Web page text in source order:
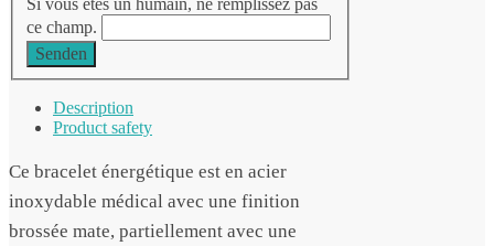
Si vous êtes un humain, ne remplissez pas
ce champ.
Senden
Description
Product safety
Ce bracelet énergétique est en acier
inoxydable médical avec une finition
brossée mate, partiellement avec une